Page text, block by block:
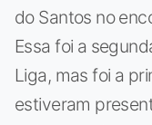
do Santos no
Essa foi a
Liga, mas foi a
estiveram